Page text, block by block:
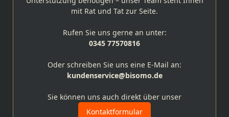
mit Rat und Tat zur Seite.
Rufen Sie uns gerne an unter:
0345 77570816
Oder schreiben Sie uns eine E-Mail an:
kundenservice@bisomo.de
Sie können uns auch direkt über unser
Kontaktformular